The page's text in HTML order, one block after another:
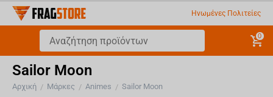
Ηνωμένες Πολιτείες
0
Sailor Moon
Αρχική / Μάρκες / Animes / Sailor Moon